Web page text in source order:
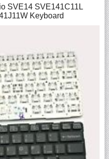
SVE14 SVE141C11L
Keyboard